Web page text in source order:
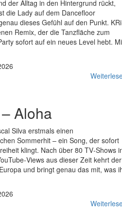
der Alltag in den Hintergrund rückt,
die Lady auf dem Dancefloor
dieses Gefühl auf den Punkt.
Remix, der die Tanzfläche zum
sofort auf ein neues Level hebt.
–Aloha
Silva erstmals einen
Sommerhit – ein Song, der sofort
klingt. Nach über 80 TV‑Shows
aus dieser Zeit kehrt der
und bringt genau das mit, was